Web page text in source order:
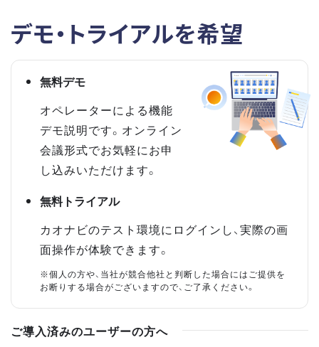
デモ・トライアルを希望
無料デモ
オペレーターによる機能
デモ説明です。オンライン
会議形式でお気軽にお申
し込みいただけます。
無料トライアル
カオナビのテスト環境にログインし、実際の画
面操作が体験できます。
※個人の方や、当社が競合他社と判断した場合にはご提供を
お断りする場合がございますので、ご了承ください。
ご導入済みのユーザーの方へ